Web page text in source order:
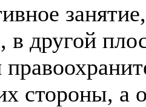
в другой
стороны, а